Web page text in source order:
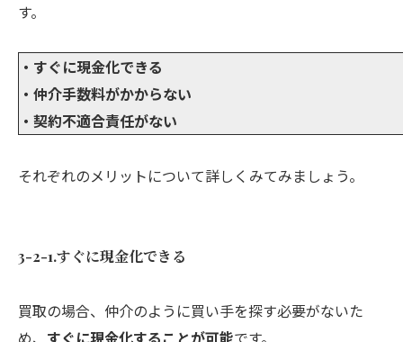
す。
・すぐに現金化できる
・仲介手数料がかからない
・契約不適合責任がない
それぞれのメリットについて詳しくみてみましょう。
3-2-1.すぐに現金化できる
買取の場合、仲介のように買い手を探す必要がないた
め、 すぐに現金化することが可能です。